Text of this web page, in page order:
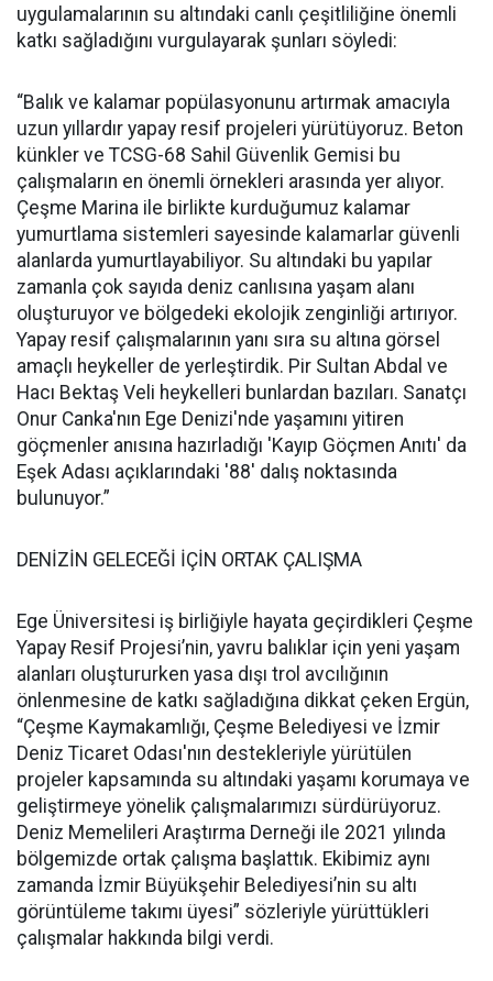
uygulamalarının su altındaki canlı çeşitliliğine önemli
katkı sağladığını vurgulayarak şunları söyledi:
“Balık ve kalamar popülasyonunu artırmak amacıyla
uzun yıllardır yapay resif projeleri yürütüyoruz. Beton
künkler ve TCSG-68 Sahil Güvenlik Gemisi bu
çalışmaların en önemli örnekleri arasında yer alıyor.
Çeşme Marina ile birlikte kurduğumuz kalamar
yumurtlama sistemleri sayesinde kalamarlar güvenli
alanlarda yumurtlayabiliyor. Su altındaki bu yapılar
zamanla çok sayıda deniz canlısına yaşam alanı
oluşturuyor ve bölgedeki ekolojik zenginliği artırıyor.
Yapay resif çalışmalarının yanı sıra su altına görsel
amaçlı heykeller de yerleştirdik. Pir Sultan Abdal ve
Hacı Bektaş Veli heykelleri bunlardan bazıları. Sanatçı
Onur Canka'nın Ege Denizi'nde yaşamını yitiren
göçmenler anısına hazırladığı 'Kayıp Göçmen Anıtı' da
Eşek Adası açıklarındaki '88' dalış noktasında
bulunuyor.”
DENİZİN GELECEĞİ İÇİN ORTAK ÇALIŞMA
Ege Üniversitesi iş birliğiyle hayata geçirdikleri Çeşme
Yapay Resif Projesi’nin, yavru balıklar için yeni yaşam
alanları oluştururken yasa dışı trol avcılığının
önlenmesine de katkı sağladığına dikkat çeken Ergün,
“Çeşme Kaymakamlığı, Çeşme Belediyesi ve İzmir
Deniz Ticaret Odası'nın destekleriyle yürütülen
projeler kapsamında su altındaki yaşamı korumaya ve
geliştirmeye yönelik çalışmalarımızı sürdürüyoruz.
Deniz Memelileri Araştırma Derneği ile 2021 yılında
bölgemizde ortak çalışma başlattık. Ekibimiz aynı
zamanda İzmir Büyükşehir Belediyesi’nin su altı
görüntüleme takımı üyesi” sözleriyle yürüttükleri
çalışmalar hakkında bilgi verdi.